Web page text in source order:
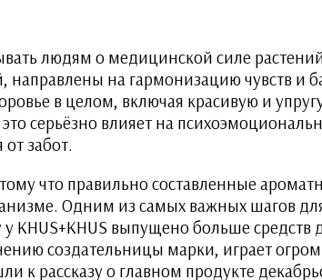
людям о медицинской силе
направлены на гармонизацию чувств и
в целом, включая красивую и
серьёзно влияет на
забот.
что правильно составленные
Одним из самых важных шагов
KHUS+KHUS выпущено больше средств
создательницы марки, играет
рассказу о главном продукте